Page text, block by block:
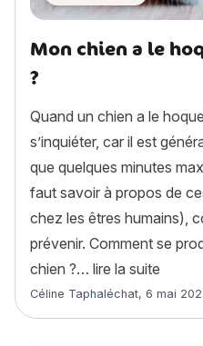
Mon chien a le
?
Quand un chien a le
s’inquiéter, car il est
que quelques minutes
faut savoir à propos de
chez les êtres humains),
prévenir. Comment se
chien ?… lire la suite
Article rédigé par
Céline Taphaléchat, 6 mai